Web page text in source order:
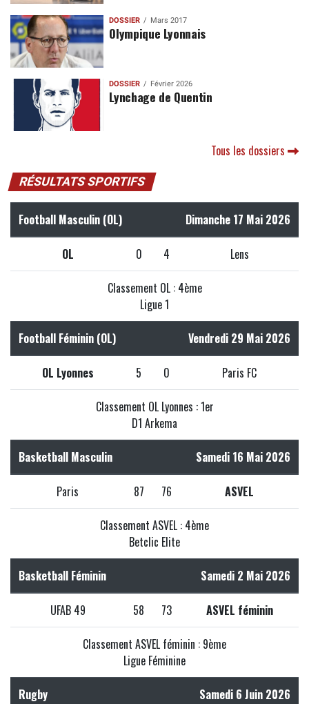
DOSSIER Mars 2017
Olympique Lyonnais
DOSSIER Février 2026
Lynchage de Quentin
Tous les dossiers
RÉSULTATS SPORTIFS
Football Masculin (OL) Dimanche 17 Mai 2026
OL 0 4 Lens
Classement OL : 4ème
Ligue 1
Football Féminin (OL) Vendredi 29 Mai 2026
OL Lyonnes 5 0 Paris FC
Classement OL Lyonnes : 1er
D1 Arkema
Basketball Masculin Samedi 16 Mai 2026
Paris 87 76 ASVEL
Classement ASVEL : 4ème
Betclic Elite
Basketball Féminin Samedi 2 Mai 2026
UFAB 49 58 73 ASVEL féminin
Classement ASVEL féminin : 9ème
Ligue Féminine
Rugby Samedi 6 Juin 2026